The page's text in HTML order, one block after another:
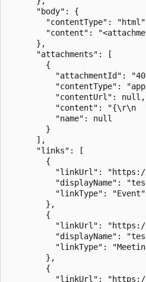
      "body": {
"contentType":
"content":
      },
      "attachments": [
        {
"attachmentId":
"contentType":
          "contentUrl": null,
"content": "{\r\n
          "name": null
        }
      ],
      "links": [
        {
"linkUrl":
"displayName":
          "linkType": "Event"
        },
        {
"linkUrl":
"displayName":
"linkType":
        },
        {
"linkUrl":